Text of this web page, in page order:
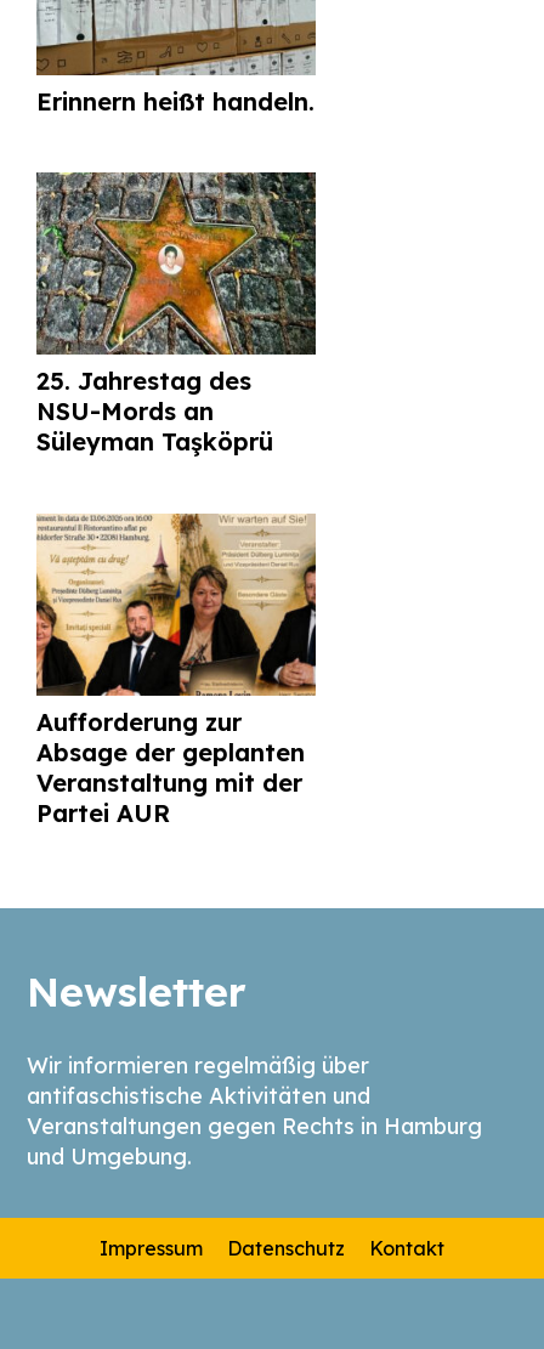
Erinnern heißt handeln.
25. Jahrestag des
NSU-Mords an
Süleyman Taşköprü
Aufforderung zur
Absage der geplanten
Veranstaltung mit der
Partei AUR
Newsletter
Wir informieren regelmäßig über
antifaschistische Aktivitäten und
Veranstaltungen gegen Rechts in Hamburg
und Umgebung.
Impressum Datenschutz Kontakt